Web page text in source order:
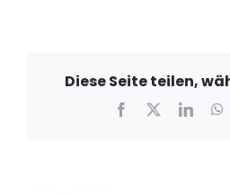
Diese Seite teilen,
Facebook